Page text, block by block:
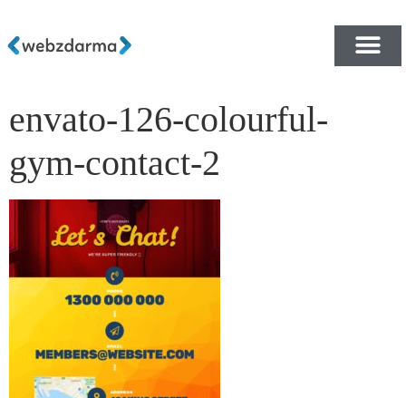
envato-126-colourful-
gym-contact-2